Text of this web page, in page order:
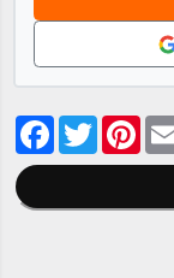
Facebook
Twitter